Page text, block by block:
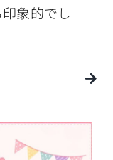
象的でし